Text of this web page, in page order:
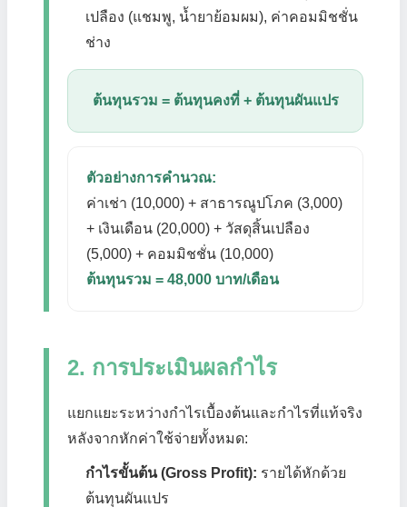
เปลือง (แชมพู, น้ำยาย้อมผม), ค่าคอมมิชชั่น
ช่าง
ต้นทุนรวม = ต้นทุนคงที่ + ต้นทุนผันแปร
ตัวอย่างการคำนวณ:
ค่าเช่า (10,000) + สาธารณูปโภค (3,000)
+ เงินเดือน (20,000) + วัสดุสิ้นเปลือง
(5,000) + คอมมิชชั่น (10,000)
ต้นทุนรวม = 48,000 บาท/เดือน
2. การประเมินผลกำไร
แยกแยะระหว่างกำไรเบื้องต้นและกำไรที่แท้จริง
หลังจากหักค่าใช้จ่ายทั้งหมด:
กำไรขั้นต้น (Gross Profit): รายได้หักด้วย
ต้นทุนผันแปร